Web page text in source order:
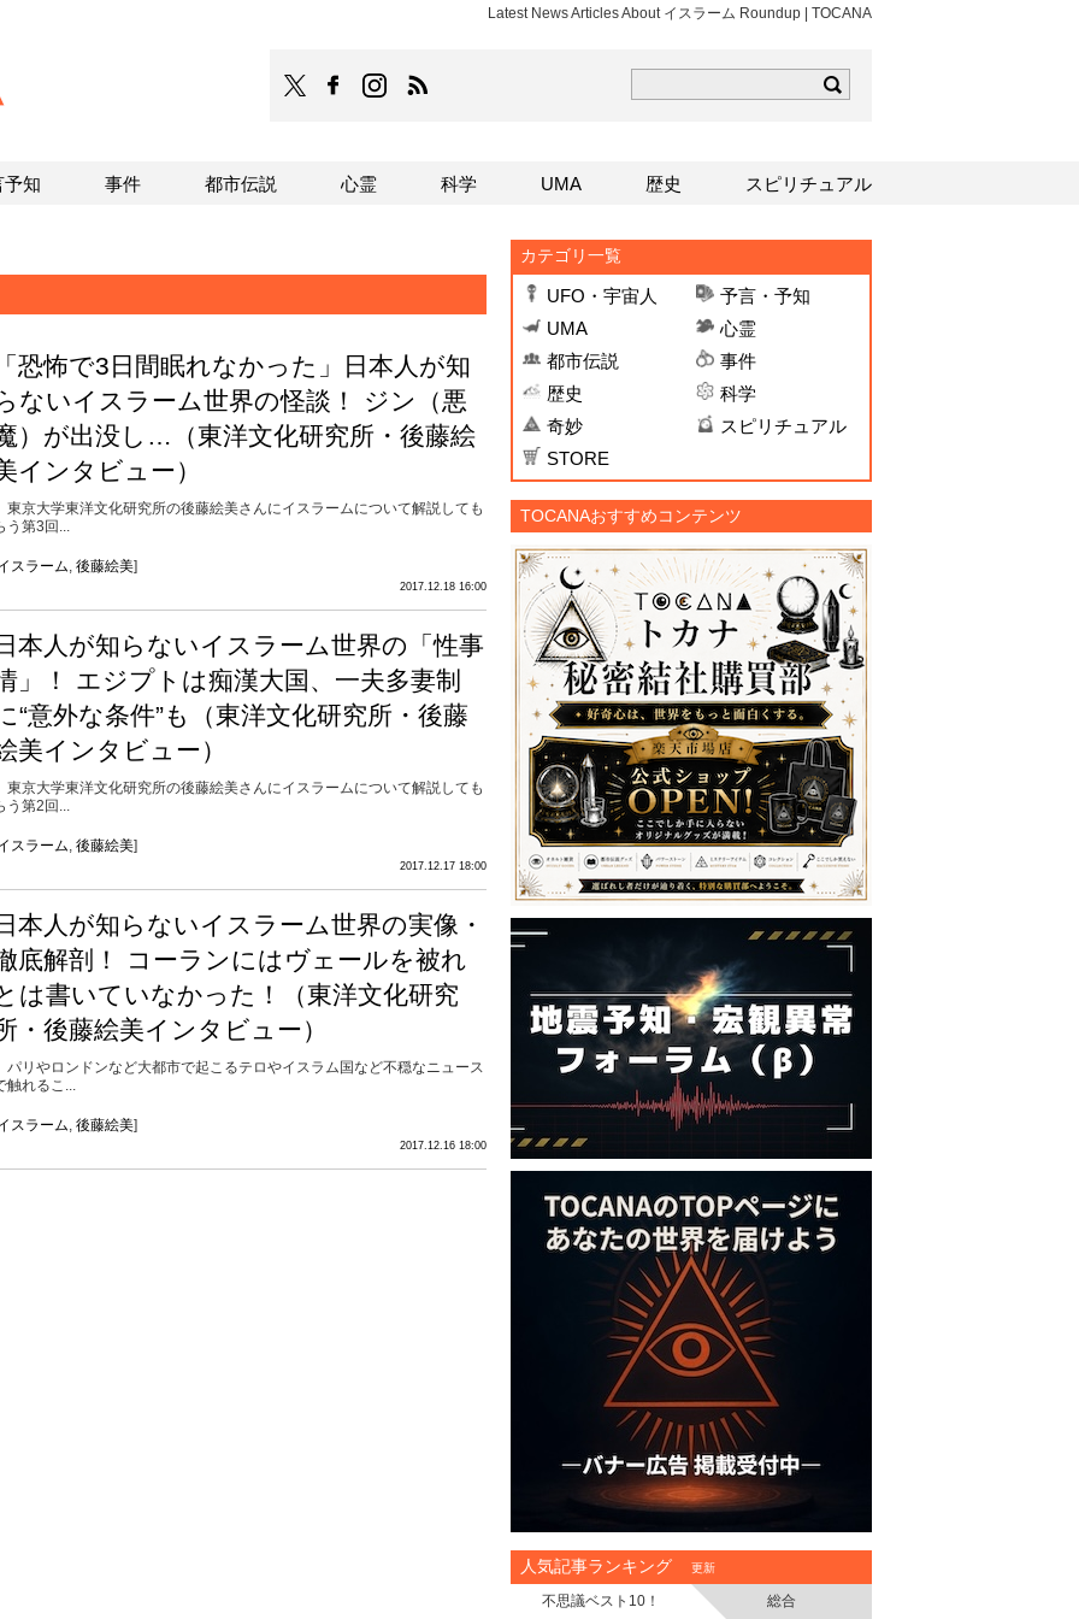
Latest News Articles About イスラーム Roundup | TOCANA
TOCANAのFacebookはこちら
TOCANAのinstagramはこちら
恐怖で3日間眠れなかった」日本人が知
ないイスラーム世界の怪談！ ジン（悪
）が出没し…（東洋文化研究所・後藤絵
インタビュー）
京大学東洋文化研究所の後藤絵美さんにイスラームについて解説しても
う第3回...
スラーム, 後藤絵美]
2017.12.18 16:00
本人が知らないイスラーム世界の「性事
」！ エジプトは痴漢大国、一夫多妻制
“意外な条件”も（東洋文化研究所・後藤
美インタビュー）
京大学東洋文化研究所の後藤絵美さんにイスラームについて解説しても
う第2回...
スラーム, 後藤絵美]
2017.12.17 18:00
本人が知らないイスラーム世界の実像・
底解剖！ コーランにはヴェールを被れ
は書いていなかった！（東洋文化研究
・後藤絵美インタビュー）
リやロンドンなど大都市で起こるテロやイスラム国など不穏なニュース
触れるこ...
スラーム, 後藤絵美]
2017.12.16 18:00
カテゴリ一覧
UFO・宇宙人
予言・予知
UMA
心霊
都市伝説
事件
歴史
科学
奇妙
スピリチュアル
STORE
TOCANAおすすめコンテンツ
人気記事ランキング 更新
不思議ベスト10！ 総合
予知 事件 都市伝説 心霊 科学 UMA 歴史 スピリチュアル